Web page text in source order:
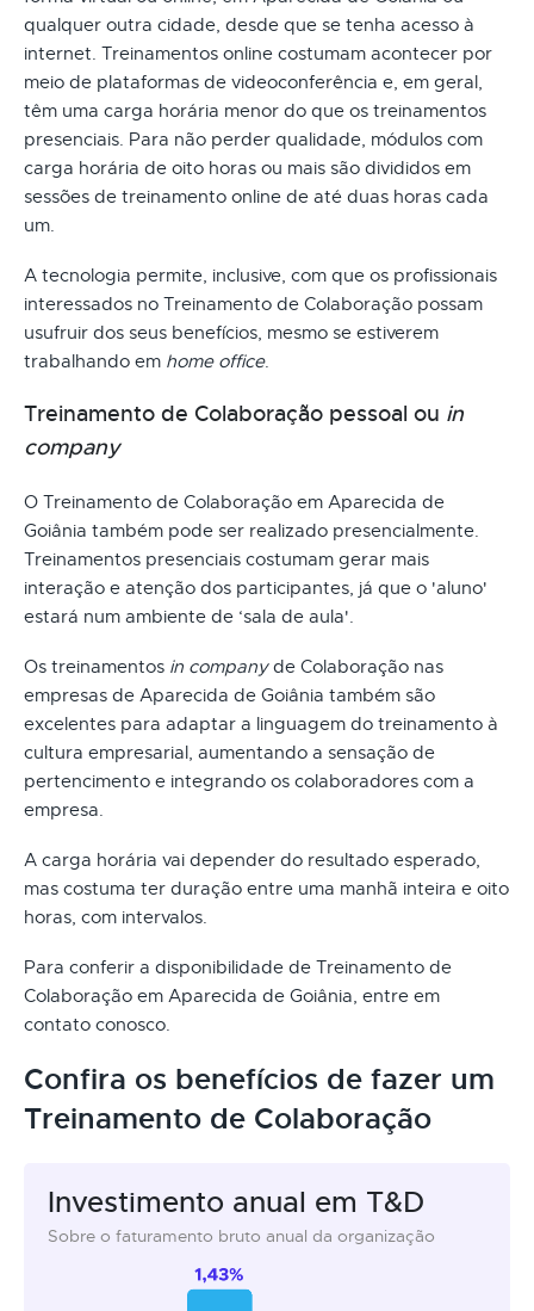
qualquer outra cidade, desde que se tenha acesso à
internet. Treinamentos online costumam acontecer por
meio de plataformas de videoconferência e, em geral,
têm uma carga horária menor do que os treinamentos
presenciais. Para não perder qualidade, módulos com
carga horária de oito horas ou mais são divididos em
sessões de treinamento online de até duas horas cada
um.
A tecnologia permite, inclusive, com que os profissionais
interessados no Treinamento de Colaboração possam
usufruir dos seus benefícios, mesmo se estiverem
trabalhando em home office.
Treinamento de Colaboração pessoal ou in
company
O Treinamento de Colaboração em Aparecida de
Goiânia também pode ser realizado presencialmente.
Treinamentos presenciais costumam gerar mais
interação e atenção dos participantes, já que o 'aluno'
estará num ambiente de ‘sala de aula'.
Os treinamentos in companyde Colaboração nas
empresas de Aparecida de Goiânia também são
excelentes para adaptar a linguagem do treinamento à
cultura empresarial, aumentando a sensação de
pertencimento e integrando os colaboradores com a
empresa.
A carga horária vai depender do resultado esperado,
mas costuma ter duração entre uma manhã inteira e oito
horas, com intervalos.
Para conferir a disponibilidade de Treinamento de
Colaboração em Aparecida de Goiânia, entre em
contato conosco.
Confira os benefícios de fazer um
Treinamento de Colaboração
Investimento anual em T&D
Sobre o faturamento bruto anual da organização